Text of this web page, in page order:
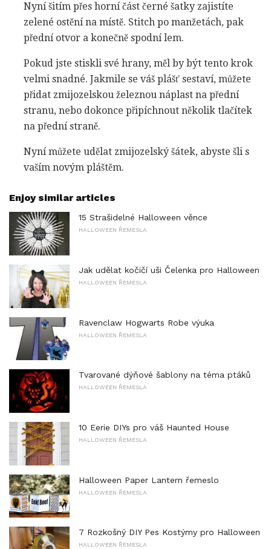
Nyní šitím přes horní část černé šatky zajistíte
zelené ostění na místě. Stitch po manžetách, pak
přední otvor a konečně spodní lem.
Pokud jste stiskli své hrany, měl by být tento krok
velmi snadné. Jakmile se váš plášť sestaví, můžete
přidat zmijozelskou železnou náplast na přední
stranu, nebo dokonce připíchnout několik tlačítek
na přední straně.
Nyní můžete udělat zmijozelský šátek, abyste šli s
vaším novým pláštěm.
Enjoy similar articles
15 Strašidelné Halloween věnce
HALLOWEEN ŘEMESLA
Jak udělat kočičí uši Čelenka pro Halloween
HALLOWEEN ŘEMESLA
Ravenclaw Hogwarts Robe výuka
HALLOWEEN ŘEMESLA
Tvarované dýňové šablony na téma ptáků
HALLOWEEN ŘEMESLA
10 Eerie DIYs pro váš Haunted House
HALLOWEEN ŘEMESLA
Halloween Paper Lantern řemeslo
HALLOWEEN ŘEMESLA
7 Rozkošný DIY Pes Kostýmy pro Halloween
HALLOWEEN ŘEMESLA